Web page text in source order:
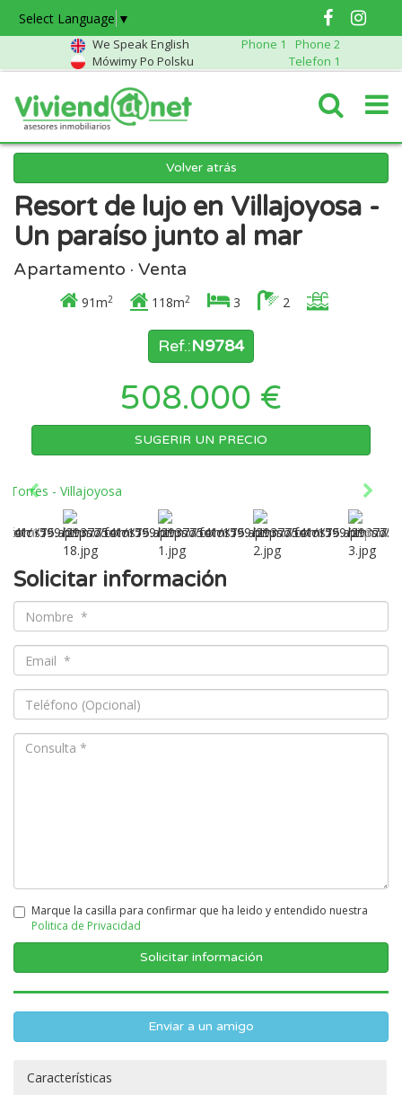
Select Language ▼
We Speak English Phone 1
Phone 2
Mówimy Po Polsku
Telefon 1
Volver atrás
Resort de lujo en Villajoyosa -
Un paraíso junto al mar
Apartamento · Venta
91m2 118m2 3 2
Ref.:N9784
508.000 €
SUGERIR UN PRECIO
Solicitar información
Marque la casilla para confirmar que ha leido y entendido nuestra
Politica de Privacidad
Enviar a un amigo
Características